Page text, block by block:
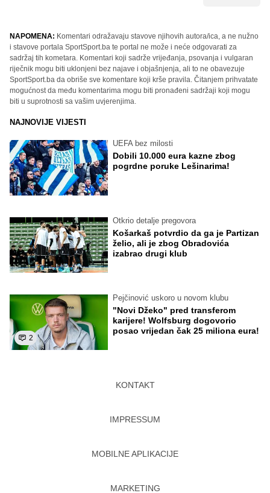
NAPOMENA: Komentari odražavaju stavove njihovih autora/ica, a ne nužno
i stavove portala SportSport.ba te portal ne može i neće odgovarati za
sadržaj tih kometara. Komentari koji sadrže vrijeđanja, psovanja i vulgaran
riječnik mogu biti uklonjeni bez najave i objašnjenja, ali to ne obavezuje
SportSport.ba da obriše sve komentare koji krše pravila. Čitanjem prihvatate
mogućnost da među komentarima mogu biti pronađeni sadržaji koji mogu
biti u suprotnosti sa vašim uvjerenjima.
NAJNOVIJE VIJESTI
UEFA bez milosti
Dobili 10.000 eura kazne zbog
pogrdne poruke Lešinarima!
Otkrio detalje pregovora
Košarkaš potvrdio da ga je Partizan
želio, ali je zbog Obradovića
izabrao drugi klub
2
Pejčinović uskoro u novom klubu
"Novi Džeko" pred transferom
karijere! Wolfsburg dogovorio
posao vrijedan čak 25 miliona eura!
KONTAKT
IMPRESSUM
MOBILNE APLIKACIJE
MARKETING